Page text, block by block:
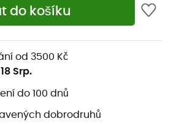
do košíku
od 3500 Kč
Srp.
do 100 dnů
dobrodruhů
snižuje pocení až o 25 %